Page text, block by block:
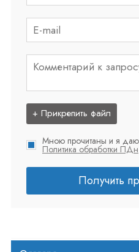
+ Прикрепить файл
Мною прочитаны и я даю
Политика обработки ПДн
Получить